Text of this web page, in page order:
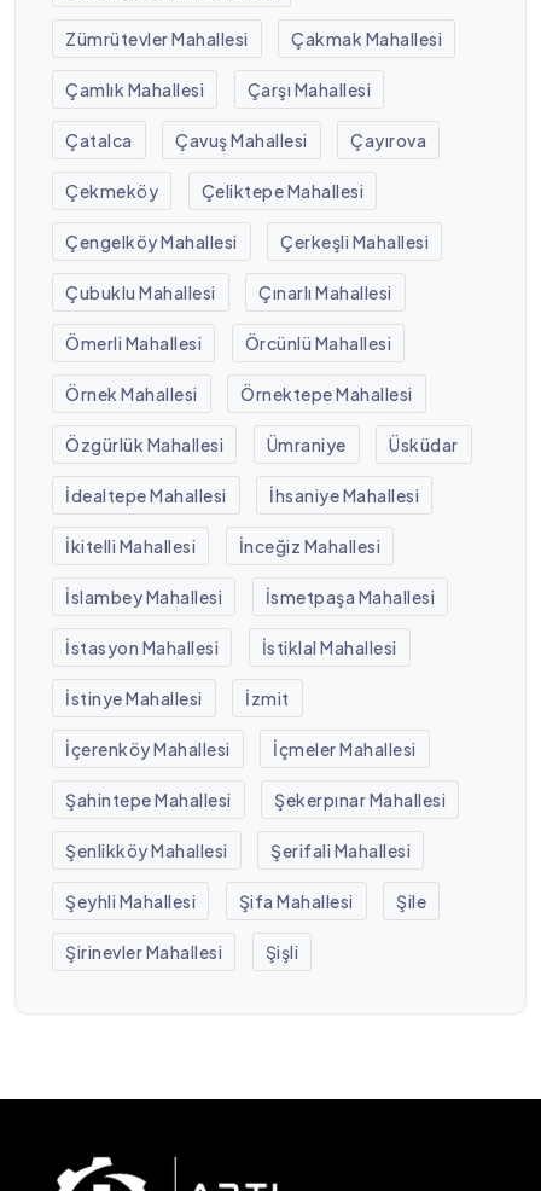
Zümrütevler Mahallesi Çakmak Mahallesi
Çamlık Mahallesi Çarşı Mahallesi
Çatalca Çavuş Mahallesi Çayırova
Çekmeköy Çeliktepe Mahallesi
Çengelköy Mahallesi Çerkeşli Mahallesi
Çubuklu Mahallesi Çınarlı Mahallesi
Ömerli Mahallesi Örcünlü Mahallesi
Örnek Mahallesi Örnektepe Mahallesi
Özgürlük Mahallesi Ümraniye Üsküdar
İdealtepe Mahallesi İhsaniye Mahallesi
İkitelli Mahallesi İnceğiz Mahallesi
İslambey Mahallesi İsmetpaşa Mahallesi
İstasyon Mahallesi İstiklal Mahallesi
İstinye Mahallesi İzmit
İçerenköy Mahallesi İçmeler Mahallesi
Şahintepe Mahallesi Şekerpınar Mahallesi
Şenlikköy Mahallesi Şerifali Mahallesi
Şeyhli Mahallesi Şifa Mahallesi Şile
Şirinevler Mahallesi Şişli